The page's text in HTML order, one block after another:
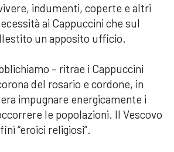
indumenti, coperte e altri
ai Cappuccini che sul
un apposito ufficio.
– ritrae i Cappuccini
del rosario e cordone, in
impugnare energicamente i
le popolazioni. Il Vescovo
“eroici religiosi”.